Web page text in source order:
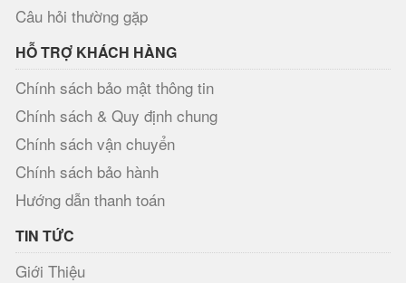
Câu hỏi thường gặp
HỖ TRỢ KHÁCH HÀNG
Chính sách bảo mật thông tin
Chính sách & Quy định chung
Chính sách vận chuyển
Chính sách bảo hành
Hướng dẫn thanh toán
TIN TỨC
Giới Thiệu